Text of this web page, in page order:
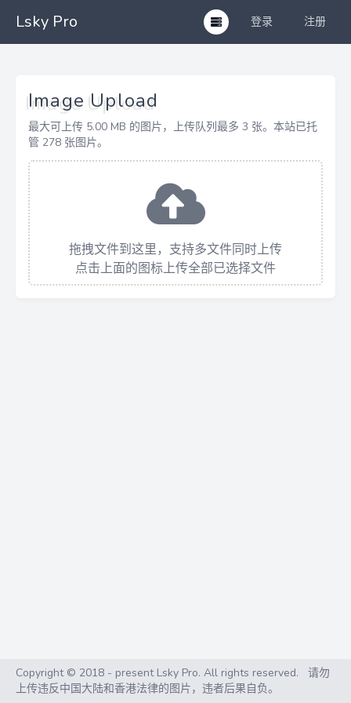
Lsky Pro Open strategies menu
登录 注册
Image Upload
最大可上传 5.00 MB 的图片，上传队列最多 3 张。本站已托
管 278 张图片。
拖拽文件到这里，支持多文件同时上传
点击上面的图标上传全部已选择文件
Copyright © 2018 - present Lsky Pro. All rights reserved.
请勿
上传违反中国大陆和香港法律的图片，违者后果自负。